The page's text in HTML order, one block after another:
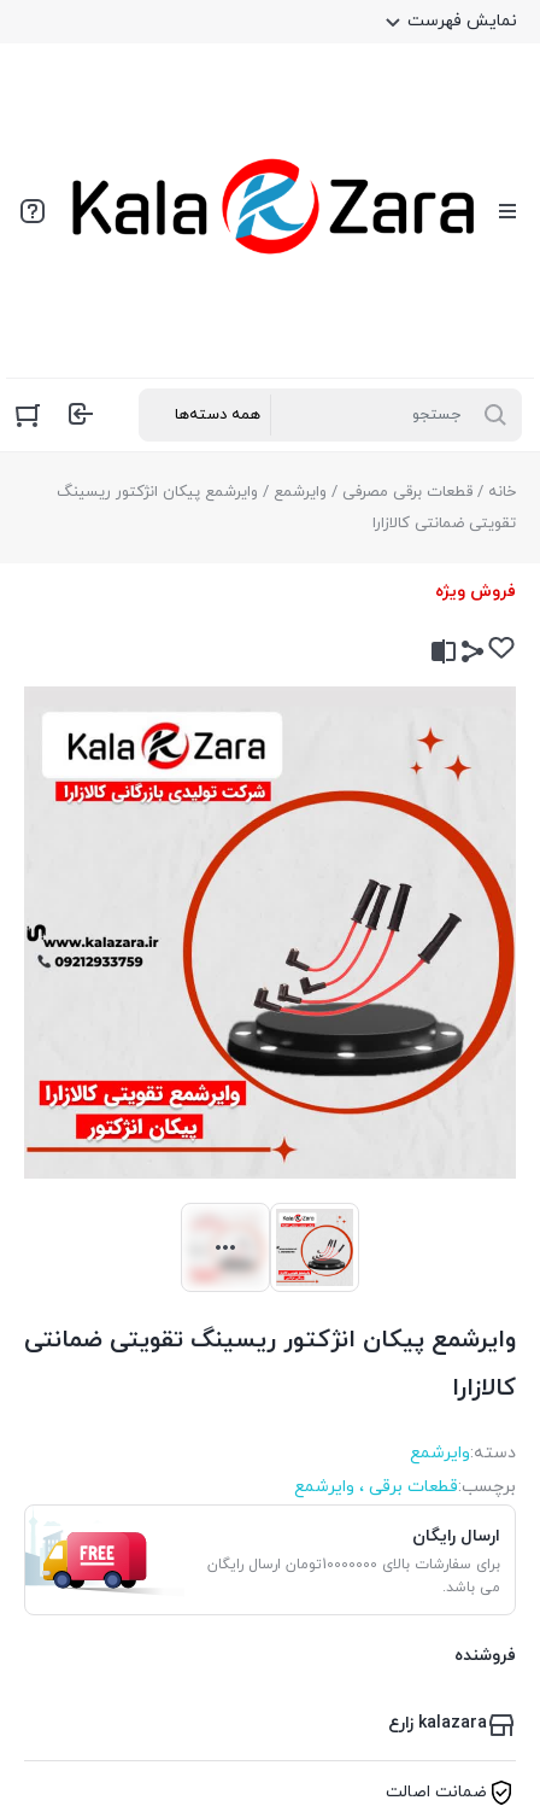
نمایش فهرست
خانه / قطعات برقی مصرفی / وایرشمع / وایرشمع پیکان انژکتور ریسینگ
تقویتی ضمانتی کالازارا
فروش ویژه
وایرشمع پیکان انژکتور ریسینگ تقویتی ضمانتی
کالازارا
دسته:وایرشمع
برچسب:قطعات برقی ، وایرشمع
ارسال رایگان
برای سفارشات بالای 10000000تومان ارسال رایگان
می باشد.
فروشنده
kalazara زارع
ضمانت اصالت